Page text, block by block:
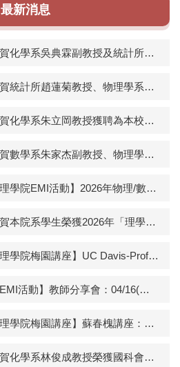
最新消息
恭賀化學系吳典霖副教授及統計所戴安順助理教授榮獲國科會115年度「吳大猷先生紀念獎」
恭賀統計所趙蓮菊教授、物理學系廖楷輝校友、數學系李文卿教授、物理學系李東海校友及化學系孫太平校友當選為第35屆中研院院士
恭賀化學系朱立岡教授獲聘為本校115年度「特聘教授」
恭賀數學系朱家杰副教授、物理學系林晏詳副教授、化學系朱立岡教授、天文所楊湘怡副教授榮獲114學年度「傑出教學獎」
【理學院EMI活動】2026年物理/數學/化學系聯合英語競賽 (6/15, 09:30@物理館晃徹演講廳)
恭賀本院系學生榮獲2026年「理學院菁英學生獎」
【理學院梅園講座】UC Davis-Prof. Blake Temple (4/15, 16:00@綜三館R101)
【EMI活動】教師分享會：04/16(四)12:15@綜三館R734
【理學院梅園講座】蘇春槐講座：陳建仁院士的領導課│成功領導的要素 追求卓越・超越自我・彼此共好(4/13, 15:00@旺宏館國際會議廳)
恭賀化學系林俊成教授榮獲國科會114年度「傑出研究獎」